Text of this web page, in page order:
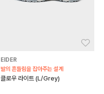
EIDER
발의 흔들림을 잡아주는 설계
클로우 라이트 (L/Grey)